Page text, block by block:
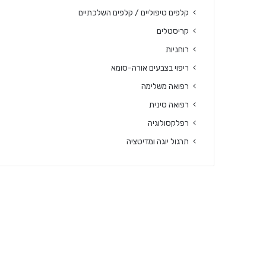
קלפים טיפוליים / קלפים השלכתיים
קריסטלים
רוחניות
ריפוי בצבעים אורה-סומא
רפואה משלימה
רפואה סינית
רפלקסולוגיה
תרגול יוגה ומדיטציה